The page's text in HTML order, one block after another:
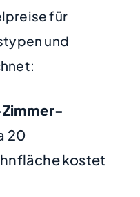
für
und
20
kostet